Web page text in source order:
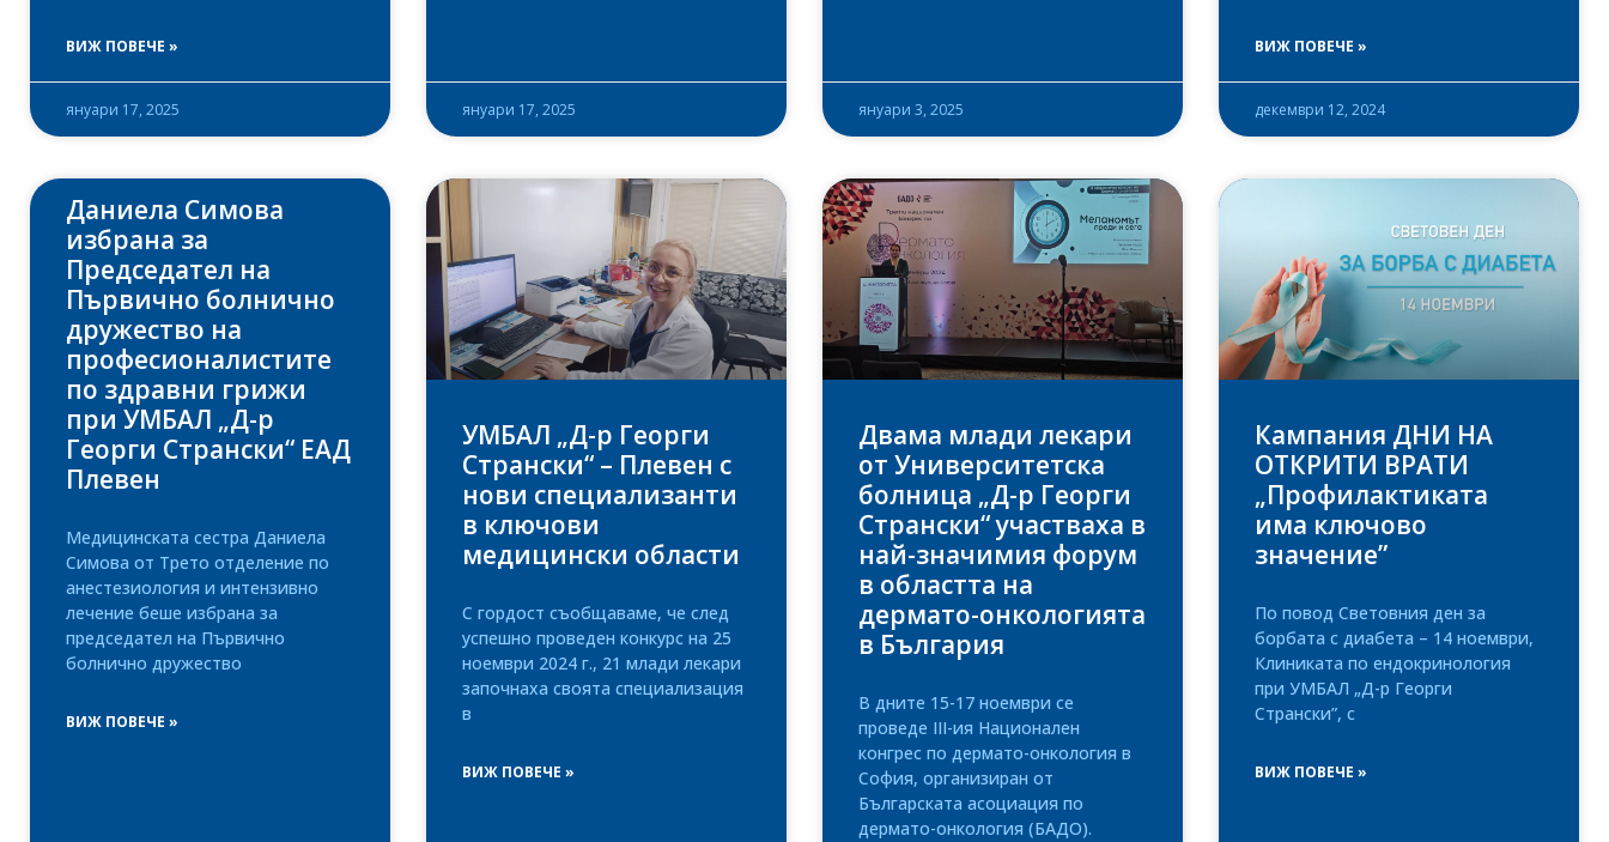
ВИЖ ПОВЕЧЕ »
януари 17, 2025 януари 17, 2025 януари 3, 2025
ВИЖ ПОВЕЧЕ »
декември 12, 2024
Даниела Симова
избрана за
Председател на
Първично болнично
дружество на
професионалистите
по здравни грижи
при УМБАЛ „Д-р
Георги Странски“ ЕАД
Плевен
Медицинската сестра Даниела
Симова от Трето отделение по
анестезиология и интензивно
лечение беше избрана за
председател на Първично
болнично дружество
ВИЖ ПОВЕЧЕ »
УМБАЛ „Д-р Георги
Странски“ – Плевен с
нови специализанти
в ключови
медицински области
С гордост съобщаваме, че след
успешно проведен конкурс на 25
ноември 2024 г., 21 млади лекари
започнаха своята специализация
в
ВИЖ ПОВЕЧЕ »
Двама млади лекари
от Университетска
болница „Д-р Георги
Странски“ участваха в
най-значимия форум
в областта на
дермато-онкологията
в България
В дните 15-17 ноември се
проведе III-ия Национален
конгрес по дермато-онкология в
София, организиран от
Българската асоциация по
дермато-онкология (БАДО).
Кампания ДНИ НА
ОТКРИТИ ВРАТИ
„Профилактиката
има ключово
значение”
По повод Световния ден за
борбата с диабета – 14 ноември,
Клиниката по ендокринология
при УМБАЛ „Д-р Георги
Странски”, с
ВИЖ ПОВЕЧЕ »